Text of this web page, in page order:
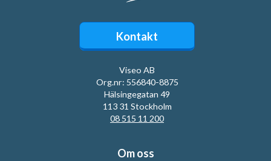
Kontakt
Viseo AB
Org.nr: 556840-8875
Hälsingegatan 49
113 31 Stockholm
08 515 11 200
Om oss